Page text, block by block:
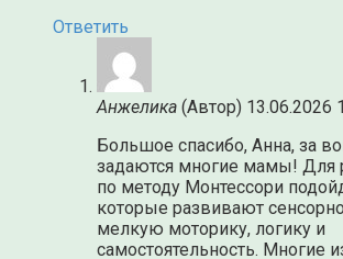
Ответить
Анжелика (Автор) 13.06.2026
Большое спасибо, Анна, за
задаются многие мамы! Для
по методу Монтессори
которые развивают
мелкую моторику, логику и
самостоятельность. Многие